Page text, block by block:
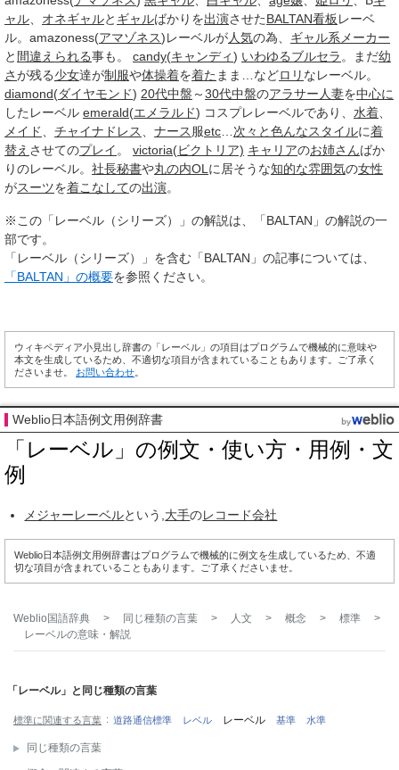
ャル、 オネギャルと ギャルばかりを出演させたBALTAN看板 レーベ
ル。amazoness(アマゾネス)レーベルが人気の為、 ギャル系メーカー
と 間違えられる事も。 candy(キャンディ) いわゆるブルセラ。まだ幼
さが残る少女達が制服や体操着を着た まま…などロリ なレーベル。
diamond(ダイヤモンド) 20代中盤 ～30代中盤のアラサー人妻を中心に
したレーベル emerald(エメラルド) コスプレレーベルであり、 水着、
メイド、 チャイナドレス、 ナース服etc…次々と色んなスタイルに着
替え させてのプレイ。 victoria(ビクトリア) キャリアのお姉さんばか
りのレーベル。 社長秘書や丸の内OLに居そうな知的な雰囲気の女性
がスーツを着こなしての出演。
※この「レーベル（シリーズ）」の解説は、「BALTAN」の解説の一
部です。
「レーベル（シリーズ）」を含む「BALTAN」の記事については、
「BALTAN」の概要を参照ください。
ウィキペディア小見出し辞書の「レーベル」の項目はプログラムで機械的に意味や
本文を生成しているため、不適切な項目が含まれていることもあります。ご了承く
ださいませ。 お問い合わせ
Weblio日本語例文用例辞書
「レーベル」の例文・使い方・用例・文
例
メジャーレーベルという,大手のレコード会社
Weblio日本語例文用例辞書はプログラムで機械的に例文を生成しているため、不適
切な項目が含まれていることもあります。ご了承くださいませ。
Weblio国語辞典 > 同じ種類の言葉 > 人文 > 概念 > 標準
>
レーベルの意味・解説
「レーベル」と同じ種類の言葉
標準に関連する言葉 道路通信標準 レベル レーベル 基準 水準
同じ種類の言葉